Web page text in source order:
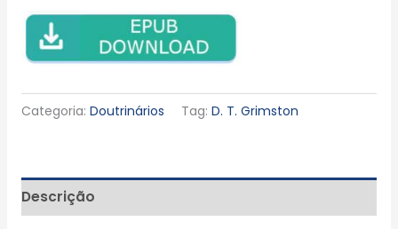
Categoria: Doutrinários Tag: D. T. Grimston
Descrição